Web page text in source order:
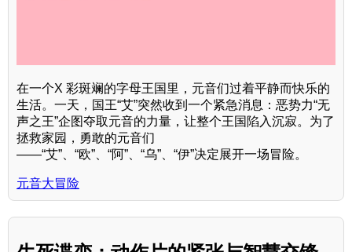
在一个X 彩斑斓的字母王国里，元音们过着平静而快乐的
生活。一天，国王“艾”突然收到一个紧急消息：恶势力“无
声之王”企图夺取元音的力量，让整个王国陷入沉寂。为了
拯救家园，勇敢的元音们
——“艾”、“欧”、“阿”、“乌”、“伊”决定展开一场冒险。
元音大冒险